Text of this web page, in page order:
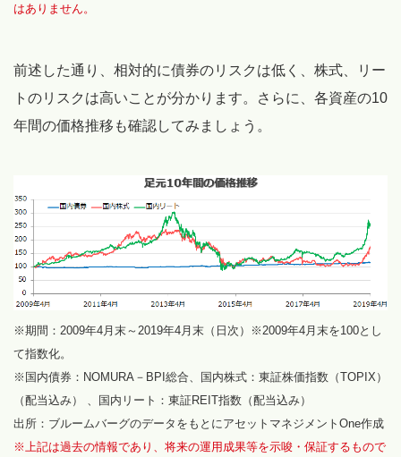
はありません。
前述した通り、相対的に債券のリスクは低く、株式、リー
トのリスクは高いことが分かります。さらに、各資産の10
年間の価格推移も確認してみましょう。
※期間：2009年4月末～2019年4月末（日次）※2009年4月末を100とし
て指数化。
※国内債券：NOMURA－BPI総合、国内株式：東証株価指数（TOPIX）
（配当込み） 、国内リート：東証REIT指数（配当込み）
出所：ブルームバーグのデータをもとにアセットマネジメントOne作成
※上記は過去の情報であり、将来の運用成果等を示唆・保証するもので